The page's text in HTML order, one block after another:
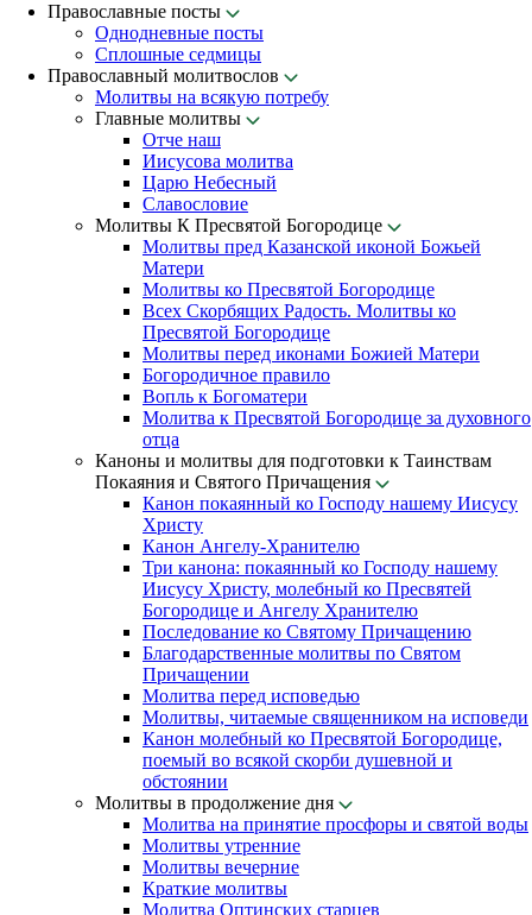
Православные посты
Однодневные посты
Сплошные седмицы
Православный молитвослов
Молитвы на всякую потребу
Главные молитвы
Отче наш
Иисусова молитва
Царю Небесный
Славословие
Молитвы К Пресвятой Богородице
Молитвы пред Казанской иконой Божьей
Матери
Молитвы ко Пресвятой Богородице
Всех Скорбящих Радость. Молитвы ко
Пресвятой Богородице
Молитвы перед иконами Божией Матери
Богородичное правило
Вопль к Богоматери
Молитва к Пресвятой Богородице за духовного
отца
Каноны и молитвы для подготовки к Таинствам
Покаяния и Святого Причащения
Канон покаянный ко Господу нашему Иисусу
Христу
Канон Ангелу-Хранителю
Три канона: покаянный ко Господу нашему
Иисусу Христу, молебный ко Пресвятей
Богородице и Ангелу Хранителю
Последование ко Святому Причащению
Благодарственные молитвы по Святом
Причащении
Молитва перед исповедью
Молитвы, читаемые священником на исповеди
Канон молебный ко Пресвятой Богородице,
поемый во всякой скорби душевной и
обстоянии
Молитвы в продолжение дня
Молитва на принятие просфоры и святой воды
Молитвы утренние
Молитвы вечерние
Краткие молитвы
Молитва Оптинских старцев